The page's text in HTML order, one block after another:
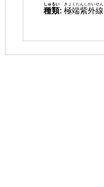
種類
しゅるい
: 極端紫外線
きょくたんしがいせん